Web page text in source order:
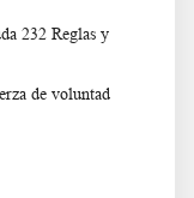
232 Reglas y
de voluntad